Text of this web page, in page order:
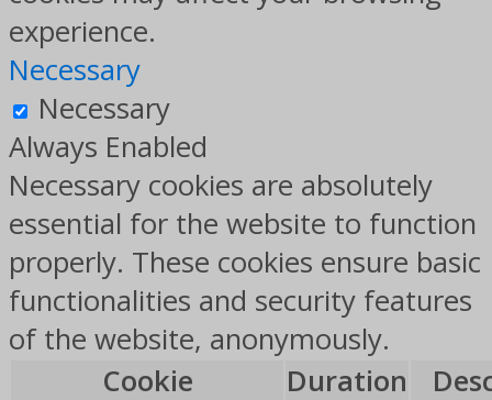
experience.
Necessary
Necessary
Always Enabled
Necessary cookies are absolutely
essential for the website to function
properly. These cookies ensure basic
functionalities and security features
of the website, anonymously.
Cookie
Duration